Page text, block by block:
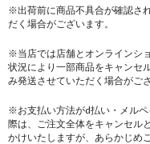
※出荷前に商品不具合が確認さ
だく場合がございます。
※当店では店舗とオンラインシ
状況により一部商品をキャンセ
み発送させていただく場合がご
※お支払い方法がd払い・メル
際は、ご注文全体をキャンセル
かけいたしますが、あらかじめ